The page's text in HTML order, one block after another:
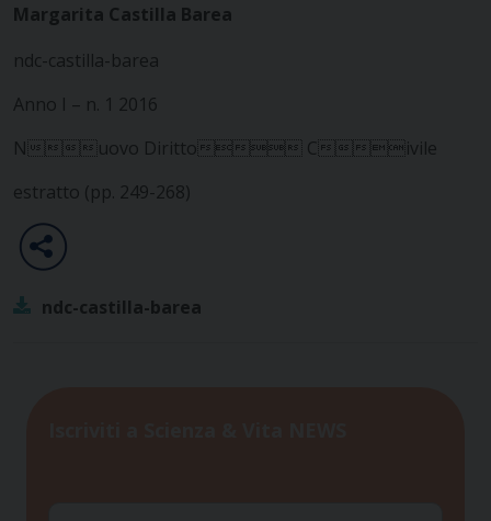
Margarita Castilla Barea
ndc-castilla-barea
Anno I – n. 1 2016
Nuovo Diritto Civile
estratto (pp. 249-268)
ndc-castilla-barea